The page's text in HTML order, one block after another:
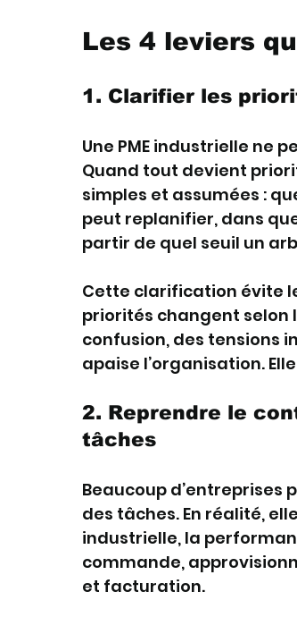
Les 4 leviers
1. Clarifier les
Une PME industrielle ne
Quand tout devient
simples et assumées :
peut replanifier, dans
partir de quel seuil un
Cette clarification évite
priorités changent selon
confusion, des tensions
apaise l’organisation.
2. Reprendre le
tâches
Beaucoup d’entreprises
des tâches. En réalité,
industrielle, la
commande,
et facturation.